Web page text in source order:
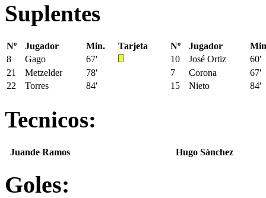
Suplentes
Nº Jugador Min. Tarjeta Nº Jugador
8
Gago 67′ 10 José Ortiz
60′
21
Metzelder 78′ 7 Corona
67′
22
Torres 84′ 15 Nieto 84′
Tecnicos:
Juande Ramos Hugo Sánchez
Goles: